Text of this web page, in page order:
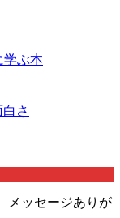
学ぶ本
さ
メッセージありが